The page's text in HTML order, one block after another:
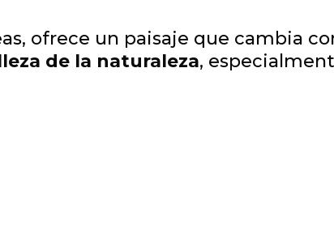
ofrece un paisaje que cambia
de la naturaleza,